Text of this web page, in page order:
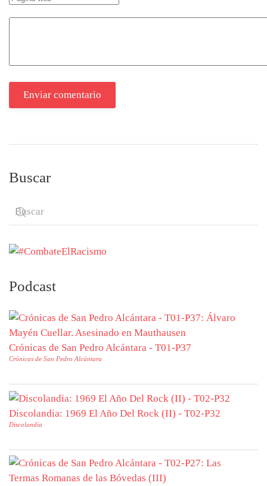
Enviar comentario
Buscar
Podcast
Crónicas de San Pedro Alcántara - T01-P37
Crónicas de San Pedro Alcántara
Discolandia: 1969 El Año Del Rock (II) - T02-P32
Discolandia